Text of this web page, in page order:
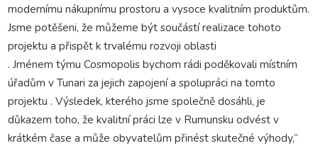
modernímu nákupnímu prostoru a vysoce kvalitním produktům.
Jsme potěšeni, že můžeme být součástí realizace tohoto
projektu a přispět k trvalému rozvoji oblasti
. Jménem týmu Cosmopolis bychom rádi poděkovali místním
úřadům v Tunari za jejich zapojení a spolupráci na tomto
projektu . Výsledek, kterého jsme společně dosáhli, je
důkazem toho, že kvalitní práci lze v Rumunsku odvést v
krátkém čase a může obyvatelům přinést skutečné výhody,“